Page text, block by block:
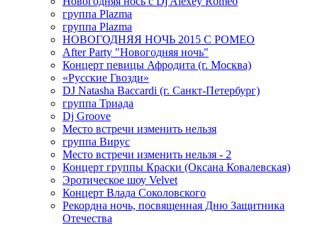
группа Plazma
группа Plazma
НОВОГОДНЯЯ НОЧЬ 2015 C РОМЕО
After Party "Новогодняя ночь"
Концерт певицы Афродита (г. Москва)
«Русские Гвозди»
DJ Natasha Baccardi (г. Санкт-Петербург)
группа Триада
Dj Groove
Место встречи изменить нельзя
группа Вирус
Место встречи изменить нельзя - 2
Концерт группы Краски (Оксана Ковалевская)
Эротическое шоу Velvet
Концерт Влада Соколовского
Рекордна ночь, посвященная Дню Защитника
Отечества